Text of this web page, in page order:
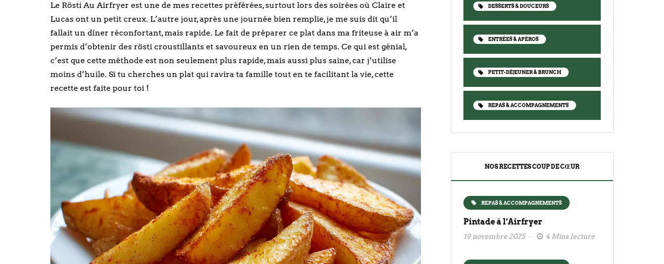
Le Rösti Au Airfryer est une de mes recettes préférées, surtout lors des soirées où Claire et
Lucas ont un petit creux. L’autre jour, après une journée bien remplie, je me suis dit qu’il
fallait un dîner réconfortant, mais rapide. Le fait de préparer ce plat dans ma friteuse à air m’a
permis d’obtenir des rösti croustillants et savoureux en un rien de temps. Ce qui est génial,
c’est que cette méthode est non seulement plus rapide, mais aussi plus saine, car j’utilise
moins d’huile. Si tu cherches un plat qui ravira ta famille tout en te facilitant la vie, cette
recette est faite pour toi !
DESSERTS & DOUCEURS
ENTRÉES & APÉROS
PETIT-DÉJEUNER & BRUNCH
REPAS & ACCOMPAGNEMENTS
NOS RECETTES COUP DE CŒUR
REPAS & ACCOMPAGNEMENTS
Pintade à l’Airfryer
19 novembre 2025 4 Mins lecture